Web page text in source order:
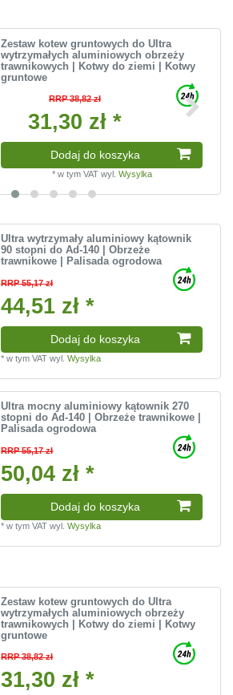
Zestaw kotew gruntowych do Ultra
wytrzymałych aluminiowych obrzeży
trawnikowych | Kotwy do ziemi | Kotwy
gruntowe
RRP 38,82 zł
31,30 zł *
Dodaj do koszyka
* w tym VATwyl. Wysylka
Ultra wytrzymały aluminiowy kątownik
90 stopni do Ad-140 | Obrzeże
trawnikowe | Palisada ogrodowa
RRP 55,17 zł
44,51 zł *
Dodaj do koszyka
*w tym VAT wyl.Wysylka
Ultra mocny aluminiowy kątownik 270
stopni do Ad-140 | Obrzeże trawnikowe |
Palisada ogrodowa
RRP 55,17 zł
50,04 zł *
Dodaj do koszyka
*w tym VAT wyl.Wysylka
Zestaw kotew gruntowych do Ultra
wytrzymałych aluminiowych obrzeży
trawnikowych | Kotwy do ziemi | Kotwy
gruntowe
RRP 38,82 zł
31,30 zł *